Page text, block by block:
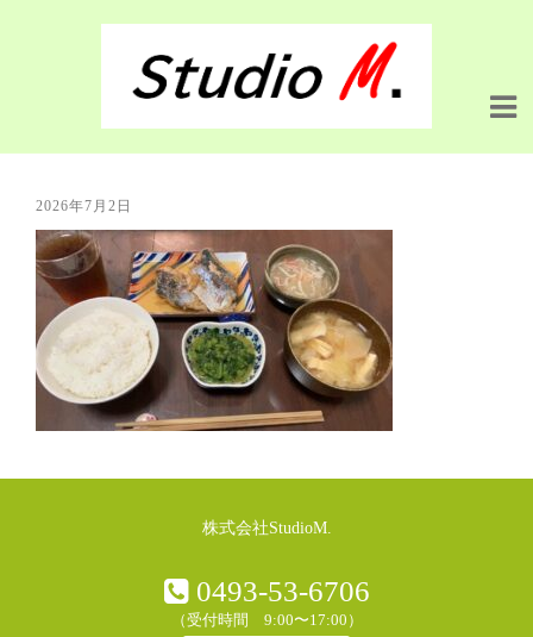
2026年7月2日
株式会社StudioM.
0493-53-6706
（受付時間 9:00〜17:00）